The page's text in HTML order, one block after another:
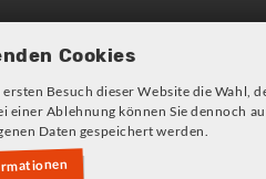
Cookies
ersten Besuch dieser Website die Wahl,
einer Ablehnung können Sie dennoch
Daten gespeichert werden.